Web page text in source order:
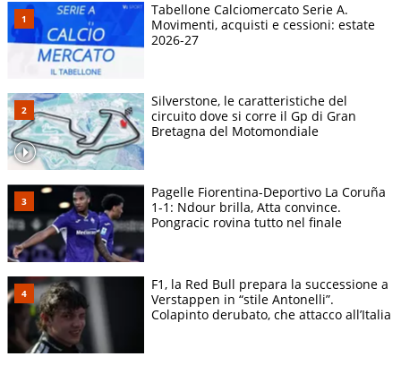
Tabellone Calciomercato Serie A.
Movimenti, acquisti e cessioni: estate
2026-27
Silverstone, le caratteristiche del
circuito dove si corre il Gp di Gran
Bretagna del Motomondiale
Pagelle Fiorentina-Deportivo La Coruña
1-1: Ndour brilla, Atta convince.
Pongracic rovina tutto nel finale
F1, la Red Bull prepara la successione a
Verstappen in “stile Antonelli”.
Colapinto derubato, che attacco all’Italia